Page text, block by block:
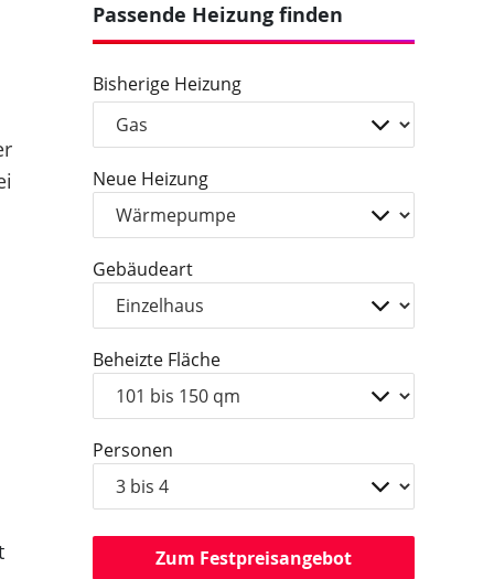
Passende Heizung finden
Bisherige Heizung
Neue Heizung
Gebäudeart
Beheizte Fläche
Personen
Zum Festpreisangebot